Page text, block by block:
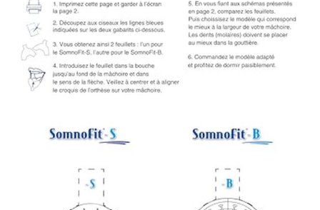
Le nettoyage de
l’appareil se réalise
simplement, grâce à un
nettoyant pour
prothèse dentaire. Il
suffit de tremper
l'appareil dans de l'eau
comprimé désinfectant.
Rincer avant une
QUALITÉ SUISSE :
Somnofit-B est un
nouveau concept